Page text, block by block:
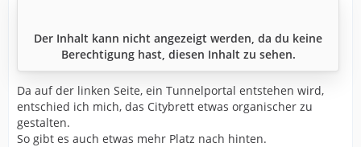
Der Inhalt kann nicht angezeigt werden, da du keine
Berechtigung hast, diesen Inhalt zu sehen.
Da auf der linken Seite, ein Tunnelportal entstehen wird,
entschied ich mich, das Citybrett etwas organischer zu
gestalten.
So gibt es auch etwas mehr Platz nach hinten.